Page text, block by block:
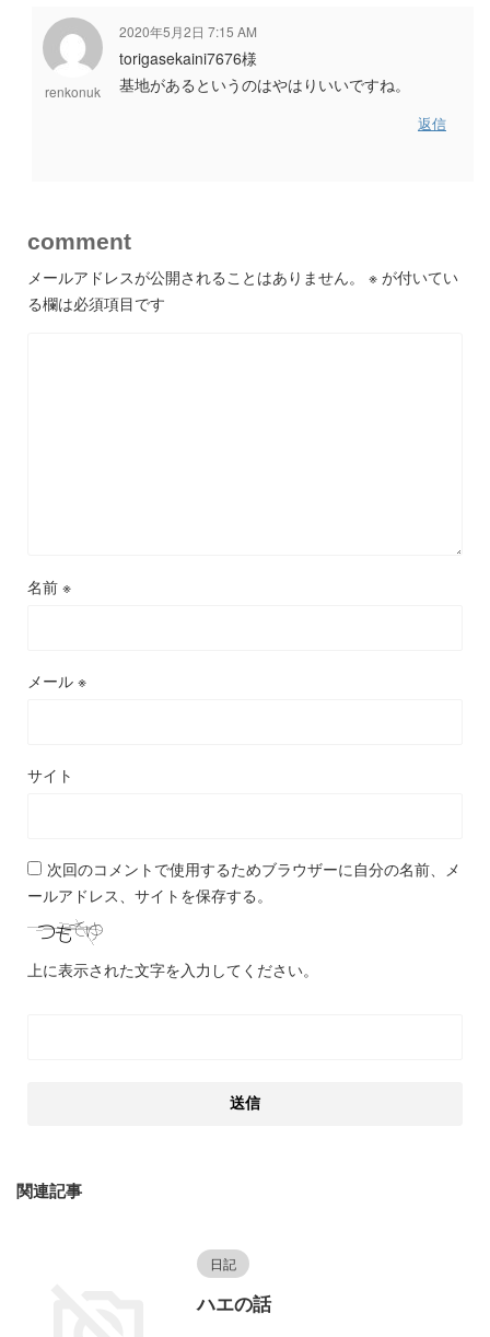
renkonuk
2020年5月2日 7:15 AM
torigasekaini7676様
基地があるというのはやはりいいですね。
返信
comment
メールアドレスが公開されることはありません。 ※ が付いてい
る欄は必須項目です
名前 ※
メール ※
サイト
次回のコメントで使用するためブラウザーに自分の名前、メ
ールアドレス、サイトを保存する。
上に表示された文字を入力してください。
関連記事
日記
ハエの話